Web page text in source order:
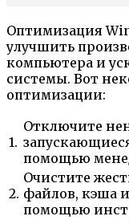
Оптимизация
улучшить
компьютера и
системы. Вот
оптимизации:
1.
Отключите
помощью
2.
Очистите
файлов, кэша
помощью